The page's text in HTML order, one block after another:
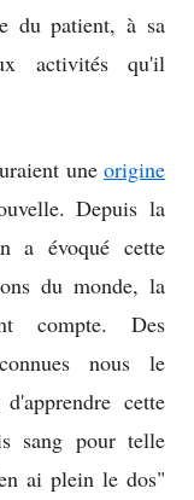
du patient, à sa
activités qu'il
une origine
Depuis la
a évoqué cette
du monde, la
compte. Des
nous le
cette
sang pour telle
ai plein le dos"